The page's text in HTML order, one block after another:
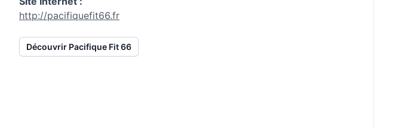
http://pacifiquefit66.fr
Découvrir Pacifique Fit 66